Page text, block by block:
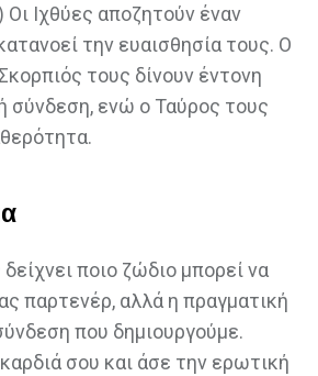
Οι Ιχθύες αποζητούν έναν
την ευαισθησία τους. Ο
τους δίνουν έντονη
σύνδεση, ενώ ο Ταύρος τους
ποιο ζώδιο μπορεί να
παρτενέρ, αλλά η πραγματική
που δημιουργούμε.
σου και άσε την ερωτική